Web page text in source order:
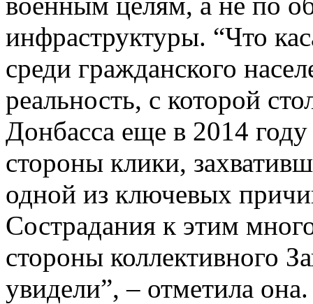
инфраструктуры. “Что
среди гражданского
реальность, с которой
Донбасса еще в 2014 году
стороны клики,
одной из ключевых
Сострадания к этим
стороны коллективного
увидели”, – отметила она.